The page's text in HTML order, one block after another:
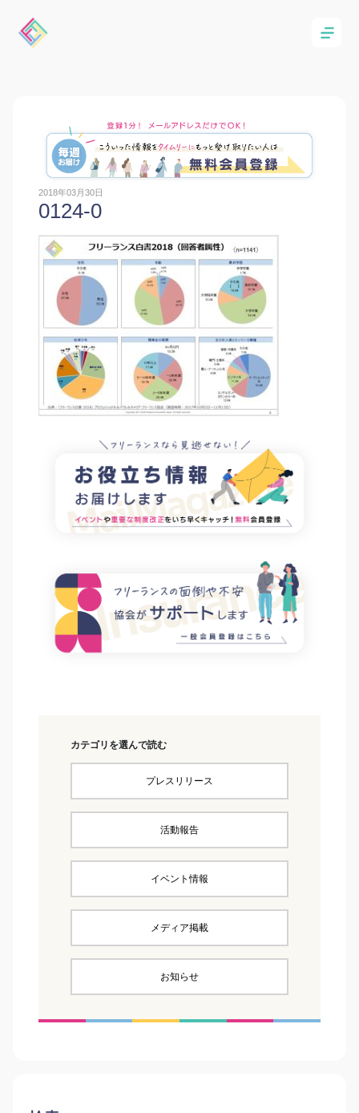
2018年03月30日
0124-0
カテゴリを選んで読む
プレスリリース
活動報告
イベント情報
メディア掲載
お知らせ